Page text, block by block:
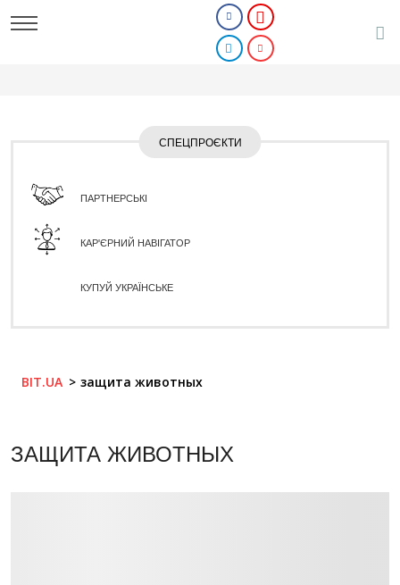
СПЕЦПРОЄКТИ
ПАРТНЕРСЬКІ
КАР'ЄРНИЙ НАВІГАТОР
КУПУЙ УКРАЇНСЬКЕ
BIT.UA защита животных
ЗАЩИТА ЖИВОТНЫХ